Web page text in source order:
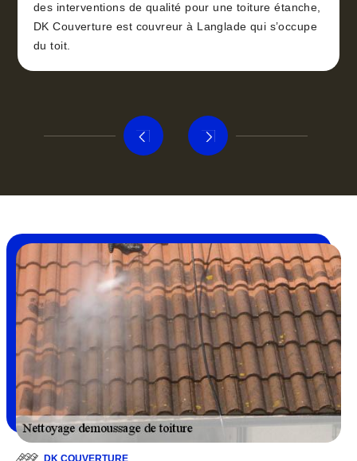
des interventions de qualité pour une toiture étanche,
DK Couverture est couvreur à Langlade qui s’occupe
du toit.